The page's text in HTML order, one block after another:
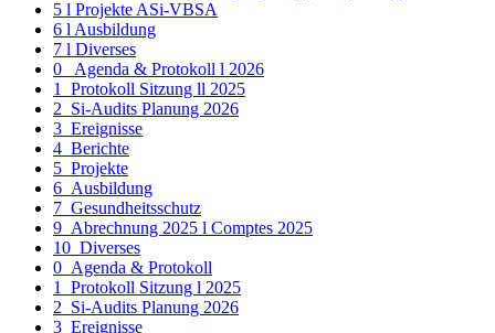
5 l Projekte ASi-VBSA
6 l Ausbildung
7 l Diverses
0_ Agenda & Protokoll l 2026
1_Protokoll Sitzung ll 2025
2_Si-Audits Planung 2026
3_Ereignisse
4_Berichte
5_Projekte
6_Ausbildung
7_Gesundheitsschutz
9_Abrechnung 2025 l Comptes 2025
10_Diverses
0_Agenda & Protokoll
1_Protokoll Sitzung l 2025
2_Si-Audits Planung 2026
3_Ereignisse